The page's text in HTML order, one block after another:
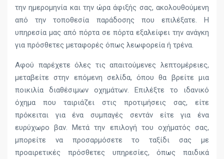
την ημερομηνία και την ώρα άφιξής σας, ακολουθούμενη
από την τοποθεσία παράδοσης που επιλέξατε. Η
υπηρεσία μας από πόρτα σε πόρτα εξαλείφει την ανάγκη
για πρόσθετες μεταφορές όπως λεωφορεία ή τρένα.
Αφού παρέχετε όλες τις απαιτούμενες λεπτομέρειες,
μεταβείτε στην επόμενη σελίδα, όπου θα βρείτε μια
ποικιλία διαθέσιμων οχημάτων. Επιλέξτε το ιδανικό
όχημα που ταιριάζει στις προτιμήσεις σας, είτε
πρόκειται για ένα συμπαγές σεντάν είτε για ένα
ευρύχωρο βαν. Μετά την επιλογή του οχήματός σας,
μπορείτε να προσαρμόσετε το ταξίδι σας με
προαιρετικές πρόσθετες υπηρεσίες, όπως παιδικά